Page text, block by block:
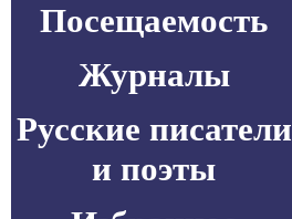
Посещаемость
Журналы
Русские писатели
и поэты